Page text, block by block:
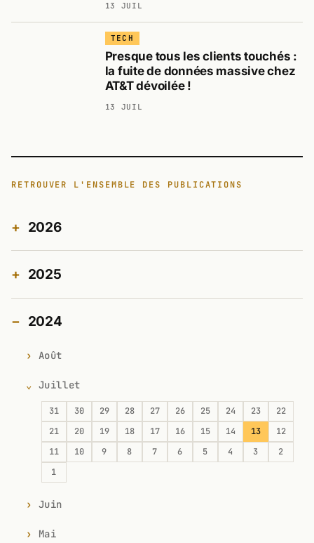
13 JUIL
TECH
Presque tous les clients touchés :
la fuite de données massive chez
AT&T dévoilée !
13 JUIL
RETROUVER L'ENSEMBLE DES PUBLICATIONS
2026
2025
2024
Août
Juillet
31 30 29 28 27 26 25 24 23
22
21
20 19 18 17 16 15 14 13
12
11
10 9 8 7 6 5 4 3
2
1
Juin
Mai